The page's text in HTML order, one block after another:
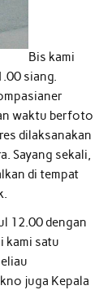
Bis kami
siang.
waktu berfoto
dilaksanakan
Sayang sekali,
di tempat
12.00 dengan
kami satu
juga Kepala